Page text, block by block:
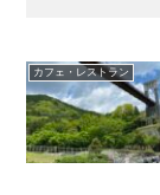
カフェ・レストラン